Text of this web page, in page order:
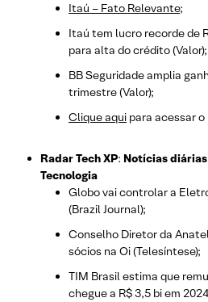
Itaú – Fato Relevante;
Itaú tem lucro recorde de
para alta do crédito (Valor);
BB Seguridade amplia
trimestre (Valor);
Clique aqui para acessar
Radar Tech XP: Notícias
Tecnologia
Globo vai controlar a
(Brazil Journal);
Conselho Diretor da
sócios na Oi (Telesíntese);
TIM Brasil estima que
chegue a R$ 3,5 bi em